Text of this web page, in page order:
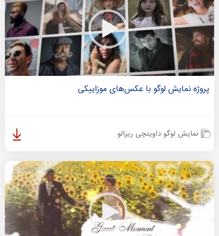
پروژه نمایش لوگو با عکس‌های موزاییکی
نمایش لوگو داوینچی ریزالو